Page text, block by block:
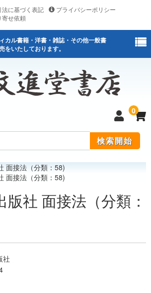
法に基づく表記
プライバシーポリシー
寄せ依頼
カル書籍・洋書・雑誌・その他一般書
をいたしております。
0
面接法（分類：58)
面接法（分類：58)
版社 面接法（分類：
社